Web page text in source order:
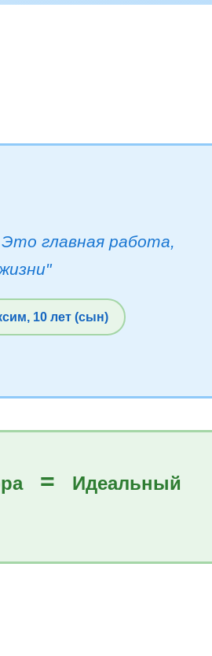
главная работа,
10 лет (сын)
=
Идеальный